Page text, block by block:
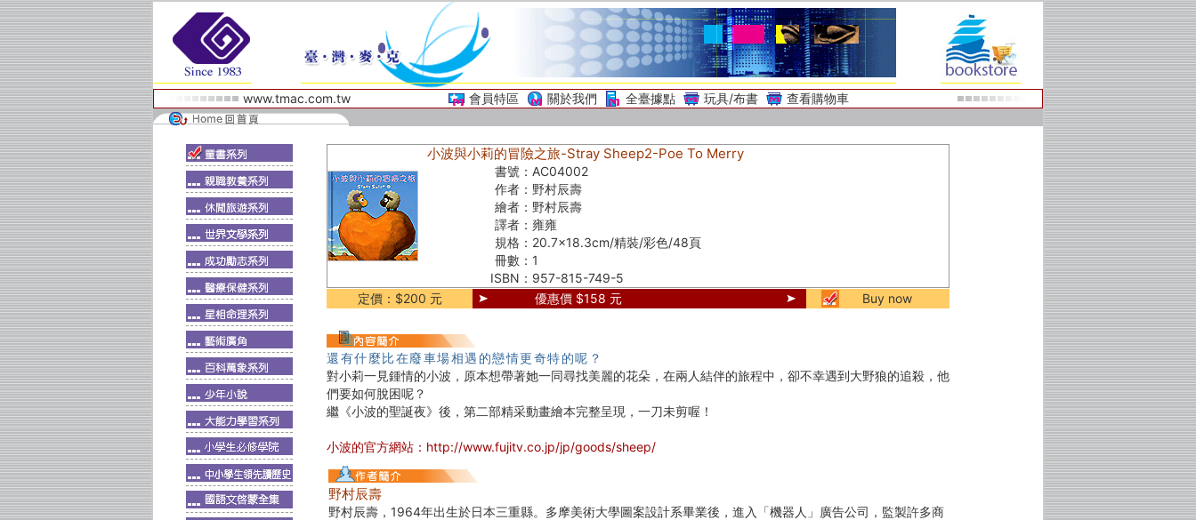
www.tmac.com.tw 會員特區 關於我們 全臺據點 玩具/布書 查看購物車
小波與小莉的冒險之旅-Stray Sheep2-Poe To Merry
書號： AC04002
作者： 野村辰壽
繪者： 野村辰壽
譯者： 雍雍
規格： 20.7×18.3cm/精裝/彩色/48頁
冊數： 1
ISBN： 957-815-749-5
定價：$200 元
優惠價 $158 元 Buy now
還有什麼比在廢車場相遇的戀情更奇特的呢？
對小莉一見鍾情的小波，原本想帶著她一同尋找美麗的花朵，在兩人結伴的旅程中，卻不幸遇到大野狼的追殺，他
們要如何脫困呢？
繼《小波的聖誕夜》後，第二部精采動畫繪本完整呈現，一刀未剪喔！
小波的官方網站：http://www.fujitv.co.jp/jp/goods/sheep/
野村辰壽
野村辰壽，1964年出生於日本三重縣。多摩美術大學圖案設計系畢業後，進入「機器人」廣告公司，監製許多商